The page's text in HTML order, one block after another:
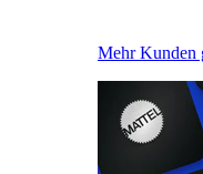
Mehr Kunden